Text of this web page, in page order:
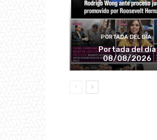
PORTADA DEL DÍA
Portada del día
08/08/2026